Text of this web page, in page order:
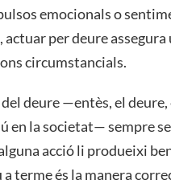
emocionals o
per deure assegura
circumstancials.
deure —entès, el
en la societat— sempre
acció li produeixi
terme és la manera